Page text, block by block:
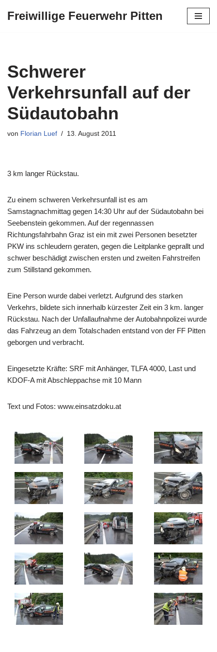
Freiwillige Feuerwehr Pitten
Schwerer
Verkehrsunfall auf der
Südautobahn
von Florian Luef 13. August 2011
3 km langer Rückstau.
Zu einem schweren Verkehrsunfall ist es am
Samstagnachmittag gegen 14:30 Uhr auf der Südautobahn bei
Seebenstein gekommen. Auf der regennassen
Richtungsfahrbahn Graz ist ein mit zwei Personen besetzter
PKW ins schleudern geraten, gegen die Leitplanke geprallt und
schwer beschädigt zwischen ersten und zweiten Fahrstreifen
zum Stillstand gekommen.
Eine Person wurde dabei verletzt. Aufgrund des starken
Verkehrs, bildete sich innerhalb kürzester Zeit ein 3 km. langer
Rückstau. Nach der Unfallaufnahme der Autobahnpolizei wurde
das Fahrzeug an dem Totalschaden entstand von der FF Pitten
geborgen und verbracht.
Eingesetzte Kräfte: SRF mit Anhänger, TLFA 4000, Last und
KDOF-A mit Abschleppachse mit 10 Mann
Text und Fotos: www.einsatzdoku.at